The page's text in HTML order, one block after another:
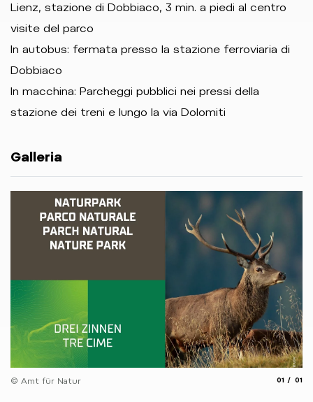
Lienz, stazione di Dobbiaco, 3 min. a piedi al centro
visite del parco
In autobus: fermata presso la stazione ferroviaria di
Dobbiaco
In macchina: Parcheggi pubblici nei pressi della
stazione dei treni e lungo la via Dolomiti
Galleria
© Amt für Natur 01 01